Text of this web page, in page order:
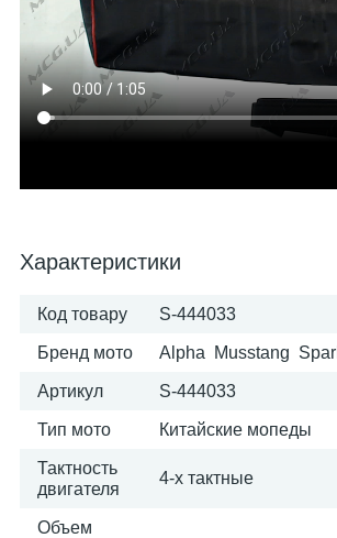
Характеристики
Код товару S-444033
Бренд мото Alpha Musstang
Артикул S-444033
Тип мото Китайские мопеды
Тактность
двигателя
4-х тактные
Объем